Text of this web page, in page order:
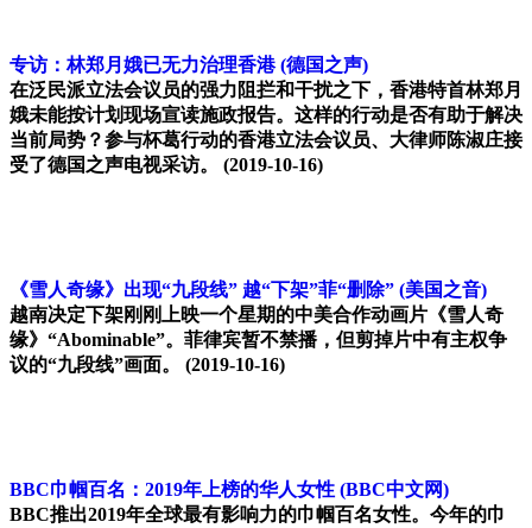
专访：林郑月娥已无力治理香港 (德国之声)
在泛民派立法会议员的强力阻拦和干扰之下，香港特首林郑月
娥未能按计划现场宣读施政报告。这样的行动是否有助于解决
当前局势？参与杯葛行动的香港立法会议员、大律师陈淑庄接
受了德国之声电视采访。
(2019-10-16)
《雪人奇缘》出现“九段线” 越“下架”菲“删除” (美国之音)
越南决定下架刚刚上映一个星期的中美合作动画片《雪人奇
缘》“Abominable”。菲律宾暂不禁播，但剪掉片中有主权争
议的“九段线”画面。
(2019-10-16)
BBC巾帼百名：2019年上榜的华人女性 (BBC中文网)
BBC推出2019年全球最有影响力的巾帼百名女性。今年的巾